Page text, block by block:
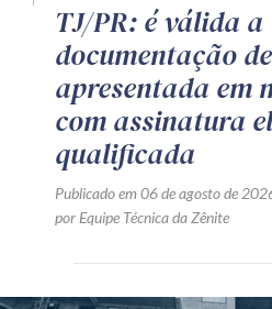
TJ/PR: é válida a
documentação
apresentada em
com assinatura
qualificada
Publicado em 06 de agosto de
por Equipe Técnica da Zênite